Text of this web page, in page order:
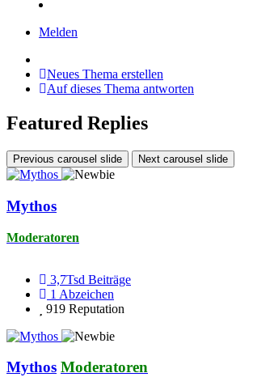
Melden
Neues Thema erstellen
Auf dieses Thema antworten
Featured Replies
Previous carousel slide Next carousel slide
Mythos
Moderatoren
3,7Tsd Beiträge
1 Abzeichen
919 Reputation
Mythos Moderatoren